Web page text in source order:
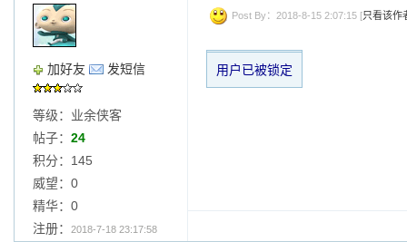
小字报
加好友 发短信
等级：业余侠客
帖子： 24
积分：145
威望：0
精华：0
注册：
2018-7-18 23:17:58
Post By：2018-8-15 2:07:15 [只看该作
用户已被锁定